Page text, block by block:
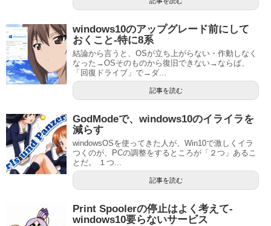
windows10のアップグレード前にして
おくこと‐特に8系
結論から言うと、OSが立ち上がらない・作動しなく
なった→OSそのものから復旧できない→ならば、
「回復ドライブ」で→ダ...
記事を読む
GodModeで、windows10のイライラを
減らす
windowsOSを使ってきた人が、Win10で激しくイラ
つくのが、PCの調整をするところが「２つ」あるこ
とだ。 １つ...
記事を読む
Print Spoolerの停止はよく考えて‐
windows10要らないサービス